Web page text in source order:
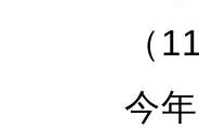
（
今